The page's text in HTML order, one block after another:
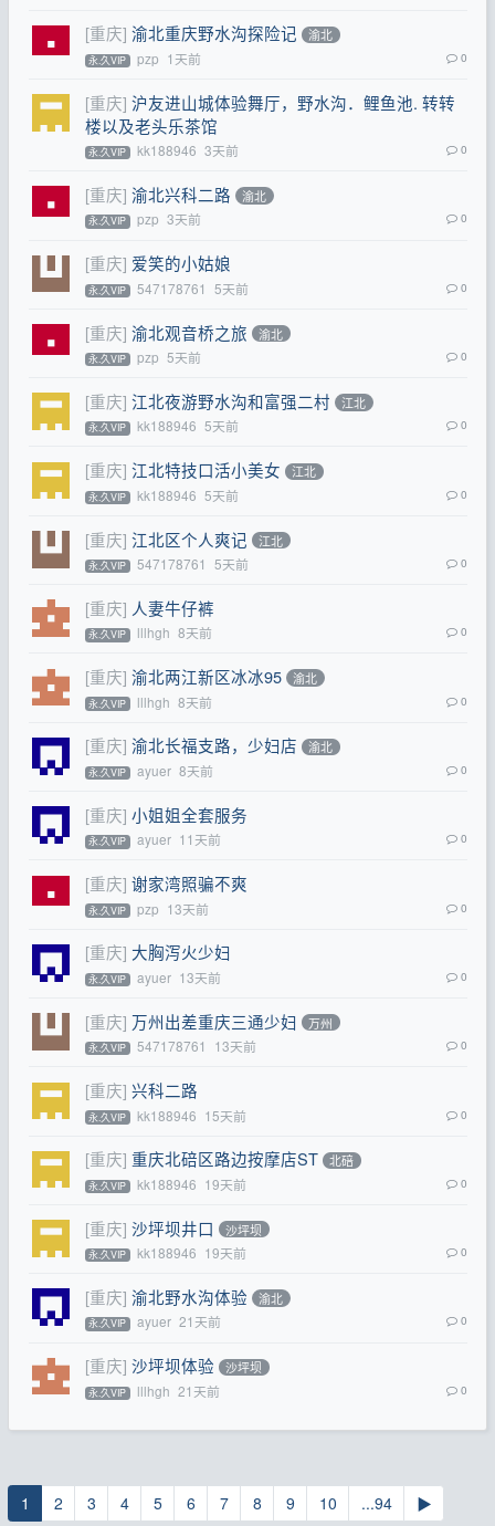
[重庆] 渝北重庆野水沟探险记 渝北
永.久VIP pzp 1天前 0
[重庆] 沪友进山城体验舞厅，野水沟．鲤鱼池. 转转
楼以及老头乐茶馆
永.久VIP kk188946 3天前 0
[重庆] 渝北兴科二路 渝北
永.久VIP pzp 3天前 0
[重庆] 爱笑的小姑娘
永.久VIP 547178761 5天前 0
[重庆] 渝北观音桥之旅 渝北
永.久VIP pzp 5天前 0
[重庆] 江北夜游野水沟和富强二村 江北
永.久VIP kk188946 5天前 0
[重庆] 江北特技口活小美女 江北
永.久VIP kk188946 5天前 0
[重庆] 江北区个人爽记 江北
永.久VIP 547178761 5天前 0
[重庆] 人妻牛仔裤
永.久VIP lllhgh 8天前 0
[重庆] 渝北两江新区冰冰95 渝北
永.久VIP lllhgh 8天前 0
[重庆] 渝北长福支路，少妇店 渝北
永.久VIP ayuer 8天前 0
[重庆] 小姐姐全套服务
永.久VIP ayuer 11天前 0
[重庆] 谢家湾照骗不爽
永.久VIP pzp 13天前 0
[重庆] 大胸泻火少妇
永.久VIP ayuer 13天前 0
[重庆] 万州出差重庆三通少妇 万州
永.久VIP 547178761 13天前 0
[重庆] 兴科二路
永.久VIP kk188946 15天前 0
[重庆] 重庆北碚区路边按摩店ST 北碚
永.久VIP kk188946 19天前 0
[重庆] 沙坪坝井口 沙坪坝
永.久VIP kk188946 19天前 0
[重庆] 渝北野水沟体验 渝北
永.久VIP ayuer 21天前 0
[重庆] 沙坪坝体验 沙坪坝
永.久VIP lllhgh 21天前 0
1 2 3 4 5 6 7 8 9 10 ...94 ▶